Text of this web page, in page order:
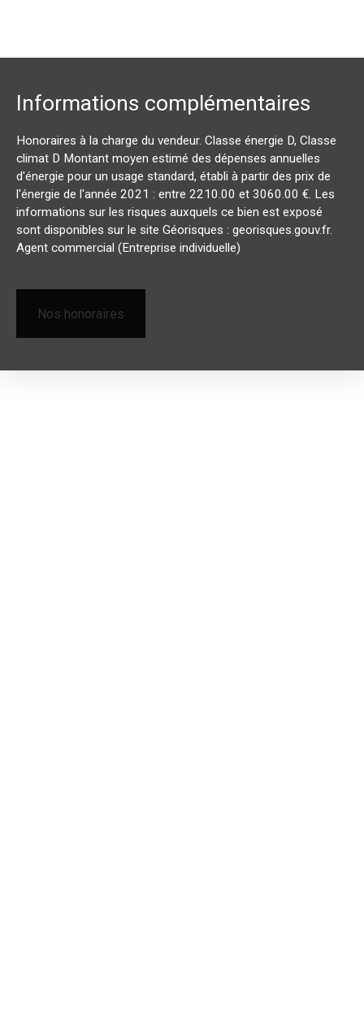
Informations complémentaires
Honoraires à la charge du vendeur. Classe énergie D, Classe
climat D Montant moyen estimé des dépenses annuelles
d'énergie pour un usage standard, établi à partir des prix de
l'énergie de l'année 2021 : entre 2210.00 et 3060.00 €. Les
informations sur les risques auxquels ce bien est exposé
sont disponibles sur le site Géorisques : georisques.gouv.fr.
Agent commercial (Entreprise individuelle)
Nos honoraires